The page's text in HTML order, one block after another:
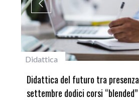
da
#studentiunifi
Laureata Unifi
del Premio “Giancarlo